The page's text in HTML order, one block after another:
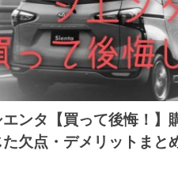
エンタ【買って後悔！】
た欠点・デメリットまと